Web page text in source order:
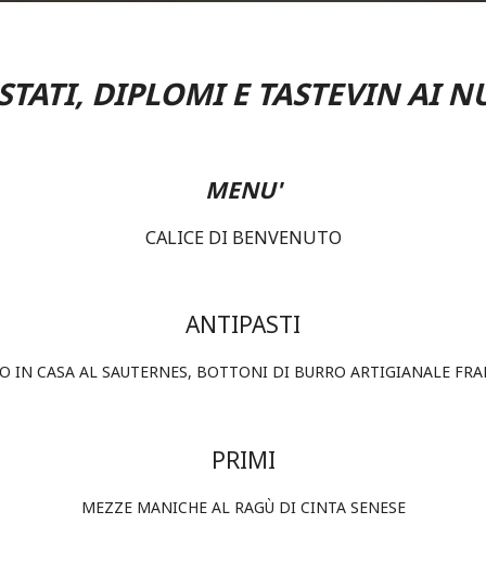
DIPLOMI E TASTEVIN AI
MENU'
CALICE DI BENVENUTO
ANTIPASTI
IN CASA AL SAUTERNES, BOTTONI DI BURRO ARTIGIANALE
PRIMI
MEZZE MANICHE AL RAGÙ DI CINTA SENESE